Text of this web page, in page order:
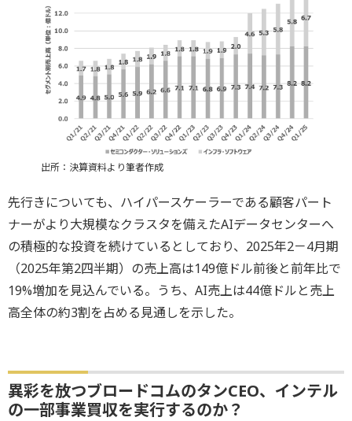
出所：決算資料より筆者作成
先行きについても、ハイパースケーラーである顧客パート
ナーがより大規模なクラスタを備えたAIデータセンターへ
の積極的な投資を続けているとしており、2025年2－4月期
（2025年第2四半期）の売上高は149億ドル前後と前年比で
19%増加を見込んでいる。うち、AI売上は44億ドルと売上
高全体の約3割を占める見通しを示した。
異彩を放つブロードコムのタンCEO、インテル
の一部事業買収を実行するのか？